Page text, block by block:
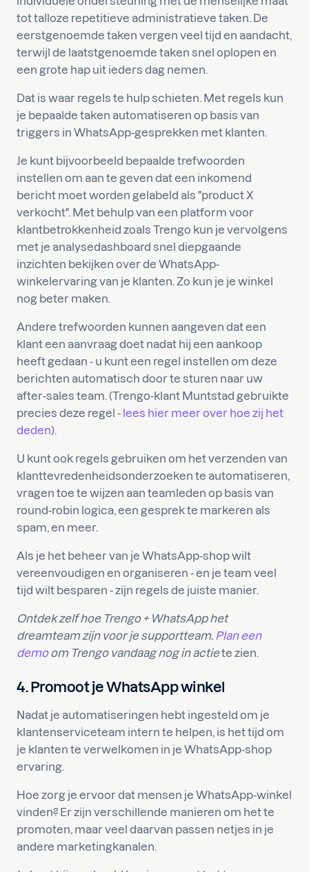
tot talloze repetitieve administratieve taken. De
eerstgenoemde taken vergen veel tijd en aandacht,
terwijl de laatstgenoemde taken snel oplopen en
een grote hap uit ieders dag nemen.
Dat is waar regels te hulp schieten. Met regels kun
je bepaalde taken automatiseren op basis van
triggers in WhatsApp-gesprekken met klanten.
Je kunt bijvoorbeeld bepaalde trefwoorden
instellen om aan te geven dat een inkomend
bericht moet worden gelabeld als "product X
verkocht". Met behulp van een platform voor
klantbetrokkenheid zoals Trengo kun je vervolgens
met je analysedashboard snel diepgaande
inzichten bekijken over de WhatsApp-
winkelervaring van je klanten. Zo kun je je winkel
nog beter maken.
Andere trefwoorden kunnen aangeven dat een
klant een aanvraag doet nadat hij een aankoop
heeft gedaan - u kunt een regel instellen om deze
berichten automatisch door te sturen naar uw
after-sales team. (Trengo-klant Muntstad gebruikte
precies deze regel - lees hier meer over hoe zij het
deden).
U kunt ook regels gebruiken om het verzenden van
klanttevredenheidsonderzoeken te automatiseren,
vragen toe te wijzen aan teamleden op basis van
round-robin logica, een gesprek te markeren als
spam, en meer.
Als je het beheer van je WhatsApp-shop wilt
vereenvoudigen en organiseren - en je team veel
tijd wilt besparen - zijn regels de juiste manier.
Ontdek zelf hoe Trengo + WhatsApp het
dreamteam zijn voor je supportteam. Plan een
demoom Trengo vandaag nog in actiete zien.
4. Promoot je WhatsApp winkel
Nadat je automatiseringen hebt ingesteld om je
klantenserviceteam intern te helpen, is het tijd om
je klanten te verwelkomen in je WhatsApp-shop
ervaring.
Hoe zorg je ervoor dat mensen je WhatsApp-winkel
vinden? Er zijn verschillende manieren om het te
promoten, maar veel daarvan passen netjes in je
andere marketingkanalen.